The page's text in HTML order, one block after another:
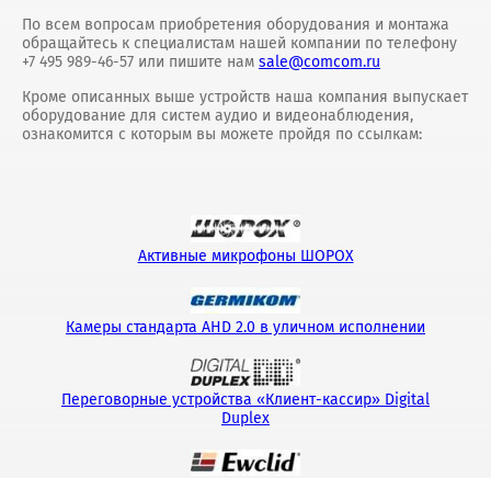
По всем вопросам приобретения оборудования и монтажа
обращайтесь к специалистам нашей компании по телефону
+7 495 989-46-57 или пишите нам sale@comcom.ru
Кроме описанных выше устройств наша компания выпускает
оборудование для систем аудио и видеонаблюдения,
ознакомится с которым вы можете пройдя по ссылкам:
Активные микрофоны ШОРОХ
Камеры стандарта AHD 2.0 в уличном исполнении
Переговорные устройства «Клиент-кассир» Digital
Duplex